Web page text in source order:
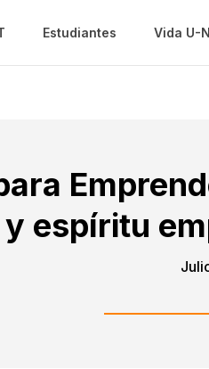
Estudiantes Vida U-
espíritu